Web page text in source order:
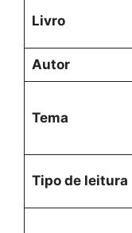
Livro
Autor
Tema
Tipo de leitura